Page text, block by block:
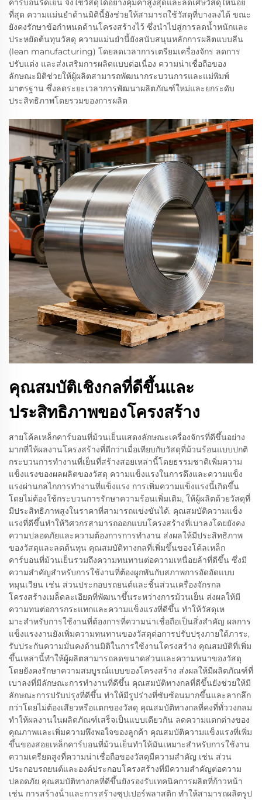
คาร์บอนรีดเย็น จึงใช้วัสดุได้อย่างคุ้มค่าสูงสุดและลดเศษวัสดุให้น้อย
ที่สุด ความแม่นยำด้านมิตินี้ยังช่วยให้สามารถใช้วัสดุที่บางลงได้ ขณะ
ยังคงรักษาข้อกำหนดด้านโครงสร้างไว้ ซึ่งนำไปสู่การลดน้ำหนักและ
ประหยัดต้นทุนวัสดุ ความแม่นยำนี้ยังสนับสนุนหลักการผลิตแบบลีน
(lean manufacturing) โดยลดเวลาการเตรียมเครื่องจักร ลดการ
ปรับแต่ง และส่งเสริมการผลิตแบบต่อเนื่อง ความน่าเชื่อถือของ
ลักษณะมิติช่วยให้ผู้ผลิตสามารถพัฒนากระบวนการและแม่พิมพ์
มาตรฐาน ซึ่งลดระยะเวลาการพัฒนาผลิตภัณฑ์ใหม่และยกระดับ
ประสิทธิภาพโดยรวมของการผลิต
คุณสมบัติเชิงกลที่ดีขึ้นและ
ประสิทธิภาพของโครงสร้าง
สายโค้ลเหล็กคาร์บอนที่ม้วนเย็นแสดงลักษณะเครื่องจักรที่ดีขึ้นอย่าง
มากที่ให้ผลงานโครงสร้างที่ดีกว่าเมื่อเทียบกับวัสดุที่ม้วนร้อนแบบปกติ
กระบวนการทํางานที่เย็นที่สร้างสอยเหล่านี้โดยธรรมชาติเพิ่มความ
แข็งแรงของผลผลิตของวัสดุ ความแข็งแรงในการดึงและความแข็ง
แรงผ่านกลไกการทํางานที่แข็งแรง การเพิ่มความแข็งแรงนี้เกิดขึ้น
โดยไม่ต้องใช้กระบวนการรักษาความร้อนเพิ่มเติม, ให้ผู้ผลิตด้วยวัสดุที่
มีประสิทธิภาพสูงในราคาที่สามารถแข่งขันได้. คุณสมบัติความแข็ง
แรงที่ดีขึ้นทําให้วิศวกรสามารถออกแบบโครงสร้างที่เบาลงโดยยังคง
ความปลอดภัยและความต้องการการทํางาน ส่งผลให้มีประสิทธิภาพ
ของวัสดุและลดต้นทุน คุณสมบัติทางกลที่เพิ่มขึ้นของโค้ลเหล็ก
คาร์บอนที่ม้วนเย็นรวมถึงความทนทานต่อความเหนื่อยล้าที่ดีขึ้น ซึ่งมี
ความสําคัญสําหรับการใช้งานที่ต้องผูกพันกับสภาพการอัดอัดแบบ
หมุนเวียน เช่น ส่วนประกอบรถยนต์และชิ้นส่วนเครื่องจักรกล
โครงสร้างเมล็ดละเอียดที่พัฒนาขึ้นระหว่างการม้วนเย็น ส่งผลให้มี
ความทนต่อการกระแทกและความแข็งแรงที่ดีขึ้น ทําให้วัสดุเห
มาะสําหรับการใช้งานที่ต้องการที่ความน่าเชื่อถือเป็นสิ่งสําคัญ ผลการ
แข็งแรงงานยังเพิ่มความทนทานของวัสดุต่อการปรับปรุงภายใต้ภาระ,
รับประกันความมั่นคงด้านมิติในการใช้งานโครงสร้าง คุณสมบัติที่เพิ่ม
ขึ้นเหล่านี้ทําให้ผู้ผลิตสามารถลดขนาดส่วนและความหนาของวัสดุ
โดยยังคงรักษาความสมบูรณ์แบบของโครงสร้าง ส่งผลให้มีผลิตภัณฑ์ที่
เบาลงที่มีลักษณะการทํางานที่ดีขึ้น คุณสมบัติทางกลที่ดีขึ้นยังช่วยให้มี
ลักษณะการปรับปรุงที่ดีขึ้น ทําให้มีรูปร่างที่ซับซ้อนมากขึ้นและลากลึก
กว่าโดยไม่ต้องเสียวหรือแตกของวัสดุ คุณสมบัติทางกลที่คงที่ทั่ววงกลม
ทําให้ผลงานในผลิตภัณฑ์เสร็จเป็นแบบเดียวกัน ลดความแตกต่างของ
คุณภาพและเพิ่มความพึงพอใจของลูกค้า คุณสมบัติความแข็งแรงที่เพิ่ม
ขึ้นของสอยเหล็กคาร์บอนที่ม้วนเย็นทําให้มันเหมาะสําหรับการใช้งาน
ความเครียดสูงที่ความน่าเชื่อถือของวัสดุมีความสําคัญ เช่น ส่วน
ประกอบรถยนต์และองค์ประกอบโครงสร้างที่มีความสําคัญต่อความ
ปลอดภัย คุณสมบัติทางกลที่ดีขึ้นยังรองรับเทคนิคการผลิตที่ก้าวหน้า
เช่น การสร้างน้ําและการสร้างซุปเปอร์พลาสติก ทําให้สามารถผลิตรูป